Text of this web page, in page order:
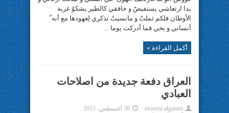
بدا ارتعاشي يستفيضٌ و خافقي كالطير يشكوٌ غربة
الأوطان فلكم ثملتٌ و مانسيتٌ تذكري لِعهودها مع أنه ٌ
أنساني و يحي فما أدركت يوما ...
أكمل القراءة »
العراق دفعة جديدة من اصلاحات
العبادي
monera alganmi
30 أغسطس، 2015